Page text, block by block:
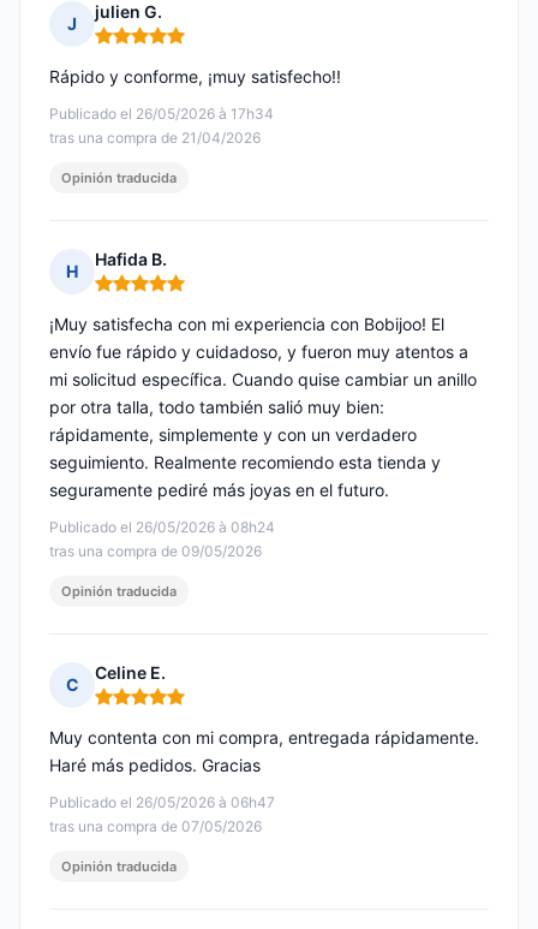
J
julien G.
Nota: 5 de 5
Publicado el 26/05/2026 à 17h34
tras una compra de 21/04/2026
Rápido y conforme, ¡muy satisfecho!!
Opinión traducida
H
Hafida B.
Nota: 5 de 5
Publicado el 26/05/2026 à 08h24
tras una compra de 09/05/2026
¡Muy satisfecha con mi experiencia con Bobijoo! El
envío fue rápido y cuidadoso, y fueron muy atentos a
mi solicitud específica. Cuando quise cambiar un anillo
por otra talla, todo también salió muy bien:
rápidamente, simplemente y con un verdadero
seguimiento. Realmente recomiendo esta tienda y
seguramente pediré más joyas en el futuro.
Opinión traducida
C
Celine E.
Nota: 5 de 5
Publicado el 26/05/2026 à 06h47
tras una compra de 07/05/2026
Muy contenta con mi compra, entregada rápidamente.
Haré más pedidos. Gracias
Opinión traducida